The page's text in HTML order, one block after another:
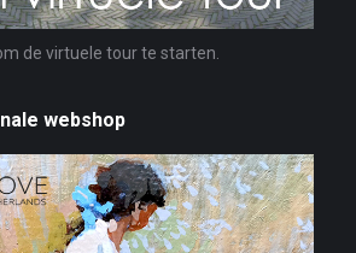
de virtuele tour te starten.
webshop